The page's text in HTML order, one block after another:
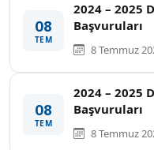
08
TEM
2024 – 2025
Başvuruları
8 Temmuz
08
TEM
2024 – 2025
Başvuruları
8 Temmuz